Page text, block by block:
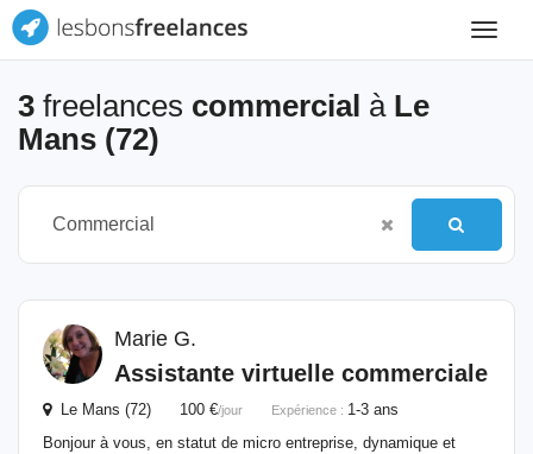
Toggle
3 freelances commercial à Le
Mans (72)
Marie G.
Assistante virtuelle commerciale
Le Mans (72) 100 €/jour Expérience : 1-3 ans
Bonjour à vous, en statut de micro entreprise, dynamique et